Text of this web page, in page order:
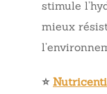
stimule
mieux
⭐